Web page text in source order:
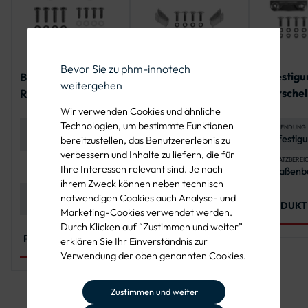
Bevor Sie zu phm-innotech
weitergehen
Wir verwenden Cookies und ähnliche
Technologien, um bestimmte Funktionen
bereitzustellen, das Benutzererlebnis zu
verbessern und Inhalte zu liefern, die für
Ihre Interessen relevant sind. Je nach
ihrem Zweck können neben technisch
notwendigen Cookies auch Analyse- und
Marketing-Cookies verwendet werden.
Durch Klicken auf “Zustimmen und weiter”
erklären Sie Ihr Einverständnis zur
Verwendung der oben genannten Cookies.
Zustimmen und weiter
Befestigungsset
Rohrschelle für ein
Flachverkehrszeich
DURCHMESSER ROHRPFOSTEN
LOCHABSTAND ROHRSCHELLE
Edelstahl A2-70 für
Korrosionsbeständigkeit
und Langlebigkeit
PRODUKT ANSEHEN
Befestigungsset für
MATERIAL
Edelstahl (A2-70,
A4-70),
korrosionsbeständig
und langlebig
ANWENDUNG
Befestigung von
Alform-
Verkehrszeichen an
Rohrpfosten Ø 60
mm
2 x Alform-
Klemmschelle, 4 x
Flachrundschrauben,
Sechskantmuttern, 4
x Unterlegscheiben
PRODUKT ANSEHEN
Schilder
ANWENDUNG